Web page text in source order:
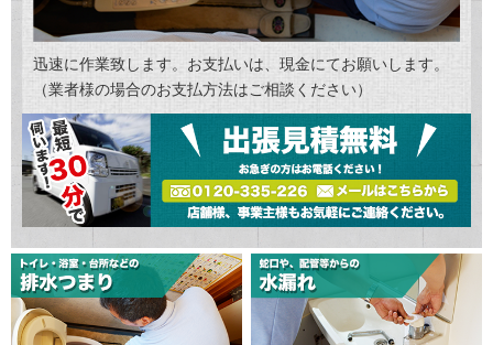
迅速に作業致します。お支払いは、現金にてお願いします。
（業者様の場合のお支払方法はご相談ください）